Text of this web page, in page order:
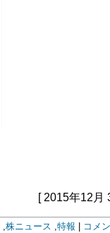
[ 2015年12月
,株ニュース ,特報 コメ